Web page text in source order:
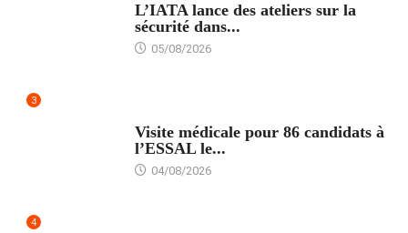
L’IATA lance des ateliers sur la
sécurité dans...
05/08/2026
3
Visite médicale pour 86 candidats à
l’ESSAL le...
04/08/2026
4